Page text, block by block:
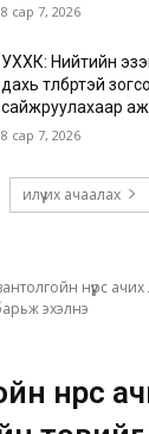
8 сар 7, 2026
УХХК: Нийтийн
дахь төлбөртэй
сайжруулахаар
8 сар 7, 2026
илүү их ачаалах